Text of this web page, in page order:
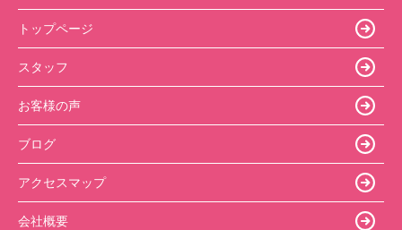
トップページ
スタッフ
お客様の声
ブログ
アクセスマップ
会社概要